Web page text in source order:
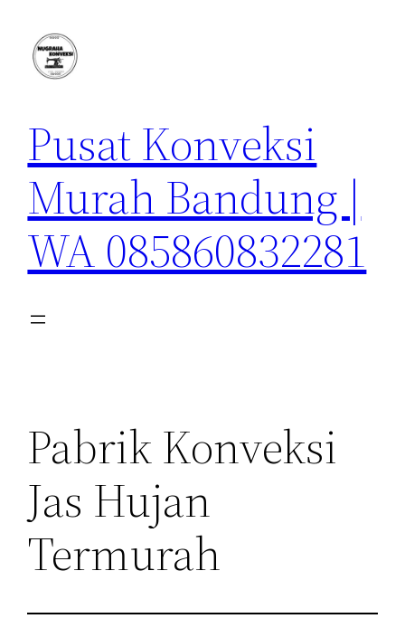
konten
Pusat Konveksi
Murah Bandung |
WA 085860832281
Pabrik Konveksi
Jas Hujan
Termurah